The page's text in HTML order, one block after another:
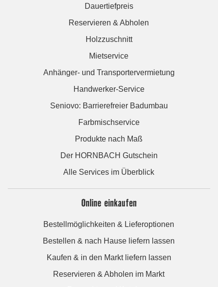
Dauertiefpreis
Reservieren & Abholen
Holzzuschnitt
Mietservice
Anhänger- und Transportervermietung
Handwerker-Service
Seniovo: Barrierefreier Badumbau
Farbmischservice
Produkte nach Maß
Der HORNBACH Gutschein
Alle Services im Überblick
Online einkaufen
Bestellmöglichkeiten & Lieferoptionen
Bestellen & nach Hause liefern lassen
Kaufen & in den Markt liefern lassen
Reservieren & Abholen im Markt